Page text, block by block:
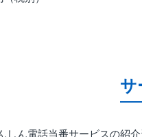
サ
しん電話当番サービスの紹介